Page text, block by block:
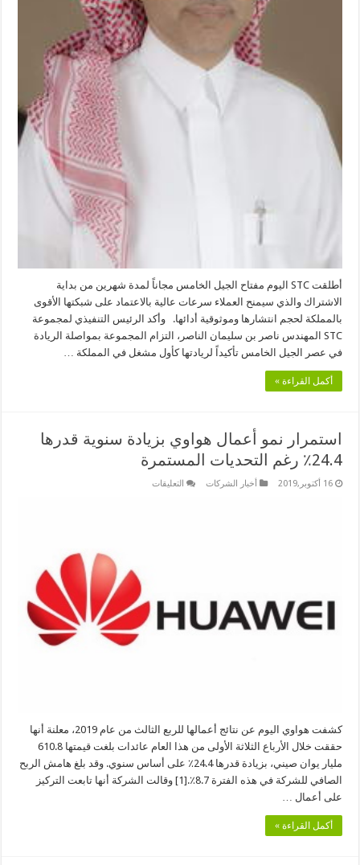
أطلقت STC اليوم مفتاح الجيل الخامس مجاناً لمدة شهرين من بداية
الاشتراك والذي سيمنح العملاء سرعات عالية بالاعتماد على شبكتها الأقوى
بالمملكة لحجم انتشارها وموثوقية أدائها. وأكد الرئيس التنفيذي لمجموعة
STC المهندس ناصر بن سليمان الناصر، التزام المجموعة بمواصلة الريادة
في عصر الجيل الخامس تأكيداً لريادتها كأول مشغل في المملكة …
أكمل القراءة »
استمرار نمو أعمال هواوي بزيادة سنوية قدرها
24.4٪ رغم التحديات المستمرة
16 أكتوبر,2019 أخبار الشركات التعليقاتعلى
رغم
التحديات
المستمرة
مغلقة
كشفت هواوي اليوم عن نتائج أعمالها للربع الثالث من عام 2019، معلنة أنها
حققت خلال الأرباع الثلاثة الأولى من هذا العام عائدات بلغت قيمتها 610.8
مليار يوان صيني، بزيادة قدرها 24.4٪ على أساس سنوي. وقد بلغ هامش الربح
الصافي للشركة في هذه الفترة 8.7٪.[1] وقالت الشركة أنها تابعت التركيز
على أعمال …
أكمل القراءة »